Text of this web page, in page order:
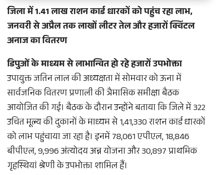
जिला में 1.41 लाख राशन कार्ड धारकों को पहुंच रहा लाभ,
जनवरी से अप्रैल तक लाखों लीटर तेल और हजारों क्विंटल
अनाज का वितरण
डिपुओं के माध्यम से लाभान्वित हो रहे हजारों उपभोक्ता
उपायुक्त जतिन लाल की अध्यक्षता में सोमवार को ऊना में
सार्वजनिक वितरण प्रणाली की त्रैमासिक समीक्षा बैठक
आयोजित की गई। बैठक के दौरान उन्होंने बताया कि जिले में 322
उचित मूल्य की दुकानों के माध्यम से 1,41,330 राशन कार्ड धारकों
को लाभ पहुंचाया जा रहा है। इनमें 78,061 एपीएल, 18,846
बीपीएल, 9,996 अंत्योदय अन्न योजना और 30,897 प्राथमिक
गृहस्थियां श्रेणी के उपभोक्ता शामिल हैं।